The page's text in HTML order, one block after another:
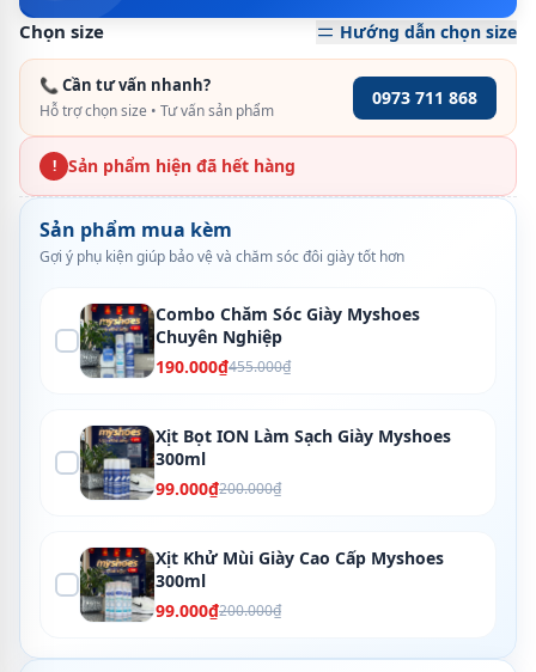
Chọn size Hướng dẫn chọn size
📞 Cần tư vấn nhanh?
Hỗ trợ chọn size • Tư vấn sản phẩm
0973 711 868
! Sản phẩm hiện đã hết hàng
Sản phẩm mua kèm
Gợi ý phụ kiện giúp bảo vệ và chăm sóc đôi giày tốt hơn
Combo Chăm Sóc Giày Myshoes
Chuyên Nghiệp
190.000₫455.000₫
Xịt Bọt ION Làm Sạch Giày Myshoes
300ml
99.000₫200.000₫
Xịt Khử Mùi Giày Cao Cấp Myshoes
300ml
99.000₫200.000₫